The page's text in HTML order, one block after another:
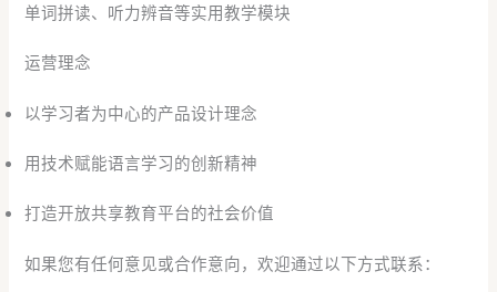
单词拼读、听力辨音等实用教学模块​
运营理念​​
以学习者为中心的产品设计理念​
用技术赋能语言学习的创新精神​
打造开放共享教育平台的社会价值​
如果您有任何意见或合作意向，欢迎通过以下方式联系：​